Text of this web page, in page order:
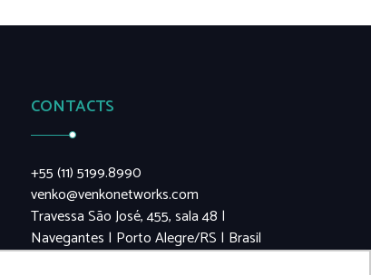
CONTACTS
+55 (11) 5199.8990
venko@venkonetworks.com
Travessa São José, 455, sala 48 |
Navegantes | Porto Alegre/RS | Brasil